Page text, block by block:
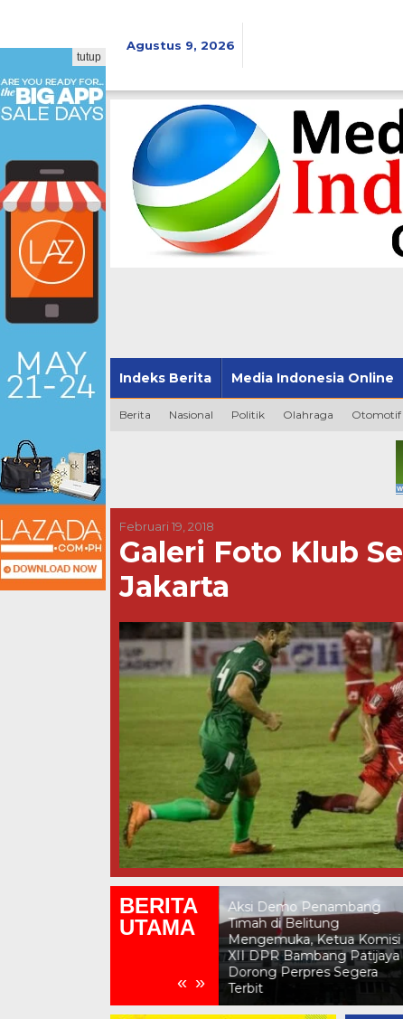
Agustus 9, 2026
Indeks Berita Media Indonesia Online
Berita Nasional Politik Olahraga Otomotif
tutup
Februari 19, 2018
Galeri Foto Klub
Jakarta
BERITA
UTAMA
« »
Aksi Demo Penambang
Timah di Belitung
Mengemuka, Ketua Komisi
Penjarahan Aset Smelter SJI
Mengemuka, Tanur dan
Cerobong Diduga
Lalu Dijual kepada Agus
Rongsokan Lapak Ketam,
Aparat Diminta Bertindak